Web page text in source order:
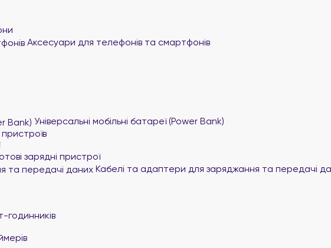
Аксесуари для телефонів та смартфонів
Універсальні мобільні батареї (Power Bank)
зарядні пристрої
Кабелі та адаптери для заряджання та передачі
годинників